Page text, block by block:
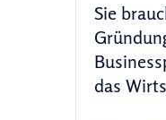
Sie
das